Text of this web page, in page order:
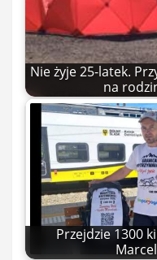
Nie żyje 25-latek.
na
Przejdzie 1300